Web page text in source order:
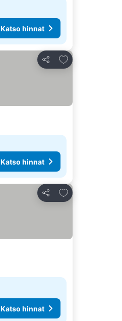
Katso hinnat
Jaa
Lisää suosikkeihin
Katso hinnat
Jaa
Lisää suosikkeihin
Katso hinnat